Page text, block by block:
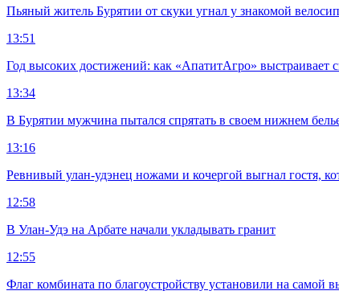
Пьяный житель Бурятии от скуки угнал у знакомой
13:51
Год высоких достижений: как «АпатитАгро» выстраивает
13:34
В Бурятии мужчина пытался спрятать в своем нижнем
13:16
Ревнивый улан-удэнец ножами и кочергой выгнал гостя,
12:58
В Улан-Удэ на Арбате начали укладывать гранит
12:55
Флаг комбината по благоустройству установили на самой